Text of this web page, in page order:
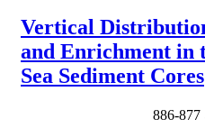
Vertical
and Enrichment in
Sea Sediment Cores
877-886